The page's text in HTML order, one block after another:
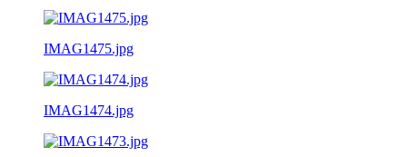
IMAG1475.jpg
IMAG1474.jpg